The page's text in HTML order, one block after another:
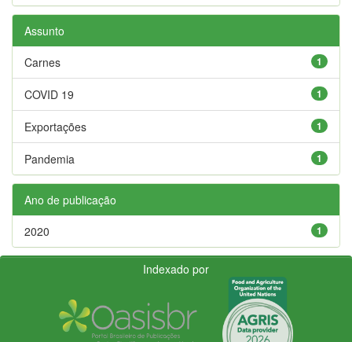
Assunto
1
Carnes
1
COVID 19
1
Exportações
1
Pandemia
Ano de publicação
1
2020
Indexado por